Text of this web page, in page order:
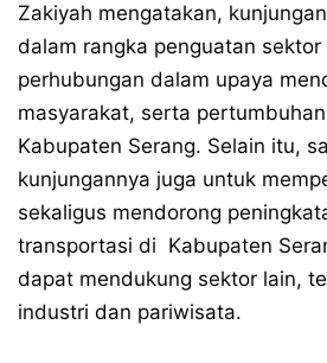
Zakiyah mengatakan,
dalam rangka penguatan sektor
perhubungan dalam upaya
masyarakat, serta
Kabupaten Serang. Selain itu,
kunjungannya juga untuk
sekaligus mendorong
transportasi di Kabupaten
dapat mendukung sektor lain,
industri dan pariwisata.